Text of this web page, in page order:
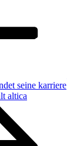
seine karriere
altica